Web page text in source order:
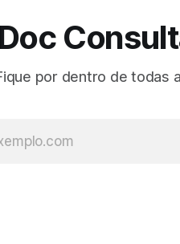
por dentro de todas